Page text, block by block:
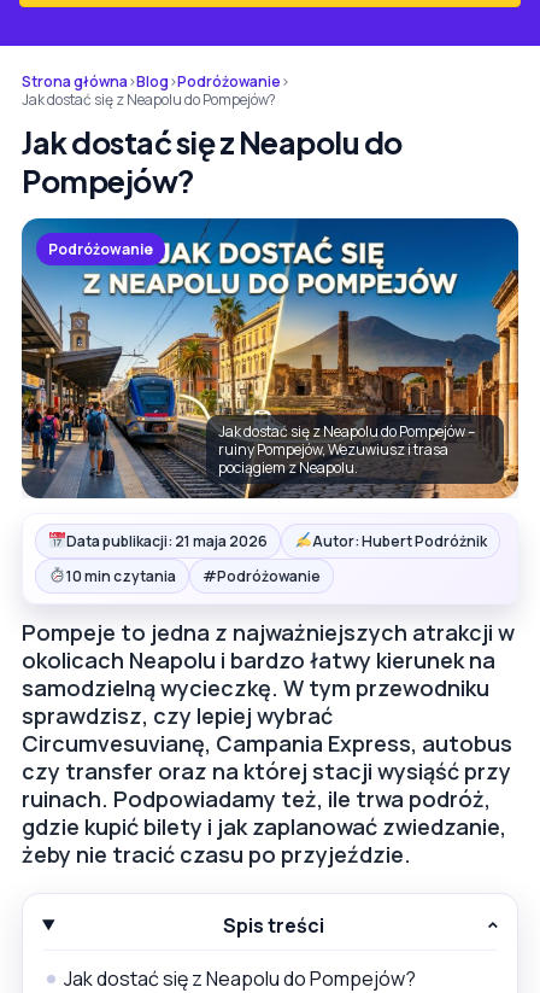
Strona główna›Blog›Podróżowanie›
Jak dostać się z Neapolu do Pompejów?
Jak dostać się z Neapolu do
Pompejów?
Podróżowanie
Jak dostać się z Neapolu do Pompejów –
ruiny Pompejów, Wezuwiusz i trasa
pociągiem z Neapolu.
Data publikacji: 21 maja 2026
Autor: Hubert Podróżnik
10 min czytania
#Podróżowanie
Pompeje to jedna z najważniejszych atrakcji w
okolicach Neapolu i bardzo łatwy kierunek na
samodzielną wycieczkę. W tym przewodniku
sprawdzisz, czy lepiej wybrać
Circumvesuvianę, Campania Express, autobus
czy transfer oraz na której stacji wysiąść przy
ruinach. Podpowiadamy też, ile trwa podróż,
gdzie kupić bilety i jak zaplanować zwiedzanie,
żeby nie tracić czasu po przyjeździe.
Spis treści
Jak dostać się z Neapolu do Pompejów?